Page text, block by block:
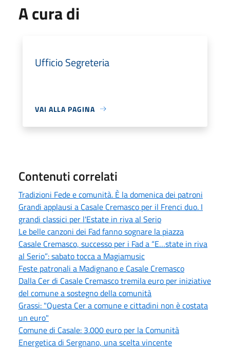
A cura di
Ufficio Segreteria
VAI ALLA PAGINA
Contenuti correlati
Tradizioni Fede e comunità. È la domenica dei patroni
Grandi applausi a Casale Cremasco per il Frenci duo. I
grandi classici per l'Estate in riva al Serio
Le belle canzoni dei Fad fanno sognare la piazza
Casale Cremasco, successo per i Fad a “E…state in riva
al Serio”: sabato tocca a Magiamusic
Feste patronali a Madignano e Casale Cremasco
Dalla Cer di Casale Cremasco tremila euro per iniziative
del comune a sostegno della comunità
Grassi: "Questa Cer a comune e cittadini non è costata
un euro"
Comune di Casale: 3.000 euro per la Comunità
Energetica di Sergnano, una scelta vincente